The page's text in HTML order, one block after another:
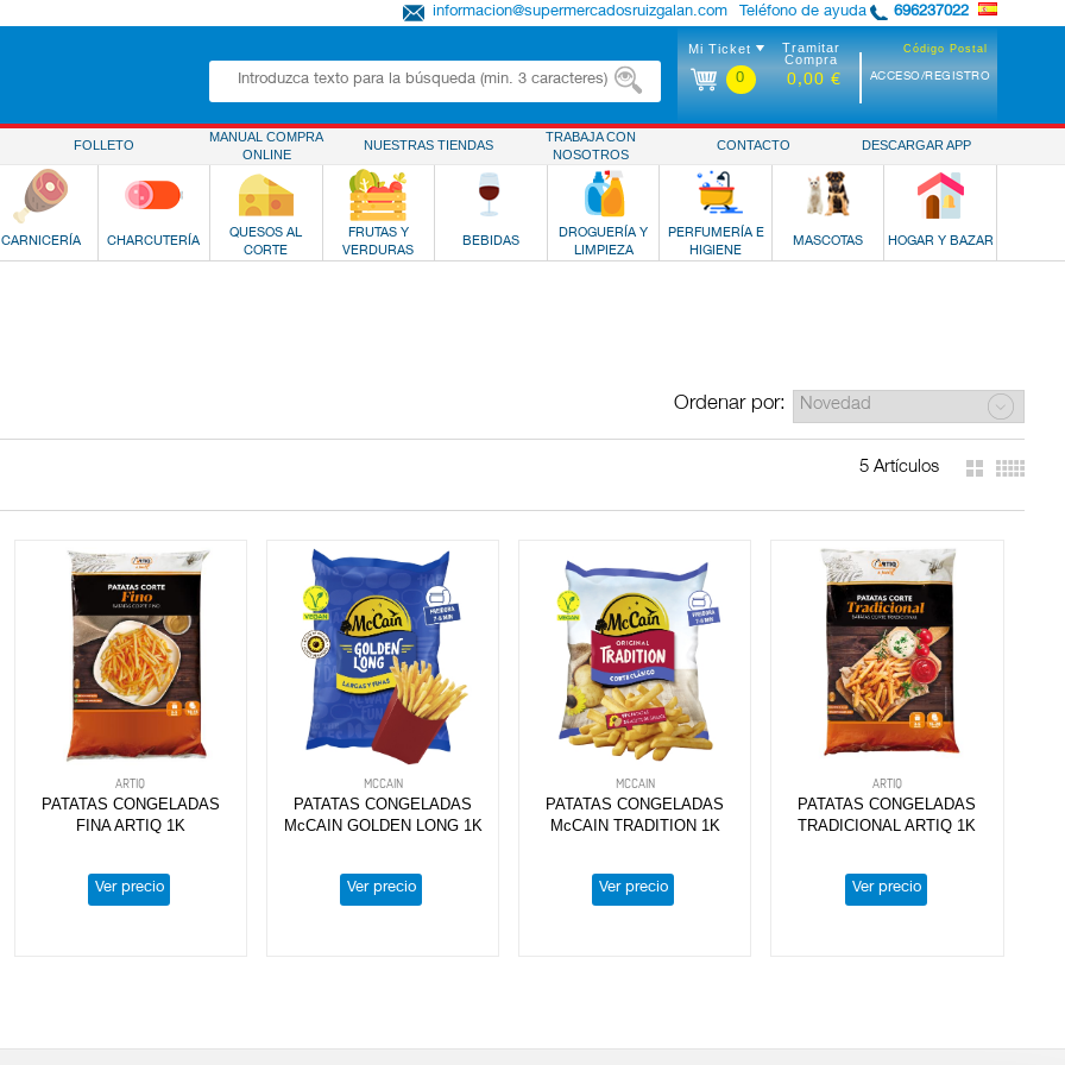
Teléfono de ayuda 696237022
informacion@supermercadosruizgalan.com
Código Postal
ACCESO/REGISTRO
Mi Ticket
0
Tramitar
Compra
0,00 €
FOLLETO
MANUAL COMPRA
ONLINE
NUESTRAS TIENDAS
TRABAJA CON
NOSOTROS
CONTACTO DESCARGAR APP
CARNICERÍA CHARCUTERÍA
QUESOS AL
CORTE
FRUTAS Y
VERDURAS
BEBIDAS
DROGUERÍA Y
LIMPIEZA
PERFUMERÍA E
HIGIENE
MASCOTAS HOGAR Y BAZAR
Ordenar por:
5 Artículos
ARTIQ
PATATAS CONGELADAS
FINA ARTIQ 1K
Ver precio
MCCAIN
PATATAS CONGELADAS
McCAIN GOLDEN LONG 1K
Ver precio
MCCAIN
PATATAS CONGELADAS
McCAIN TRADITION 1K
Ver precio
ARTIQ
PATATAS CONGELADAS
TRADICIONAL ARTIQ 1K
Ver precio